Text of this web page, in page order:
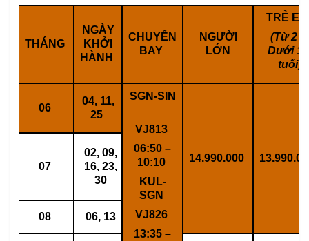
THÁNG
NGÀY
KHỞI
HÀNH
CHUYẾN
BAY
NGƯỜI
LỚN
TRẺ
(Từ 2 –
Dưới 12
tuổi)
06
04, 11,
25
SGN-SIN
VJ813
06:50 –
10:10
KUL-
SGN
VJ826
13:35 –
14.990.000
07
02, 09,
16, 23,
30
08 06, 13